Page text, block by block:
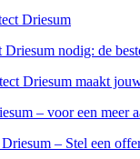
Driesum
nodig: de
Driesum maakt
– voor een meer
– Stel een